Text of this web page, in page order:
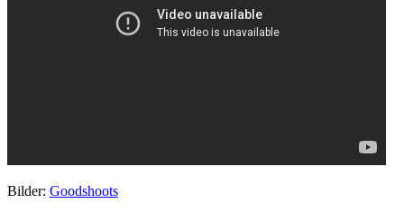
Bilder: Goodshoots